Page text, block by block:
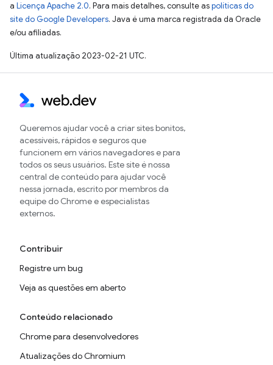
a Licença Apache 2.0. Para mais detalhes, consulte aspolíticas do
site do Google Developers. Java é uma marca registrada da Oracle
e/ou afiliadas.
Última atualização 2023-02-21 UTC.
Queremos ajudar você a criar sites bonitos,
acessíveis, rápidos e seguros que
funcionem em vários navegadores e para
todos os seus usuários. Este site é nossa
central de conteúdo para ajudar você
nessa jornada, escrito por membros da
equipe do Chrome e especialistas
externos.
Contribuir
Registre um bug
Veja as questões em aberto
Conteúdo relacionado
Chrome para desenvolvedores
Atualizações do Chromium